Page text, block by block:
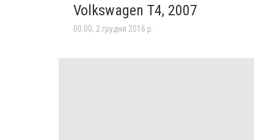
Volkswagen T4, 2007
00:00, 2 грудня 2016 р.